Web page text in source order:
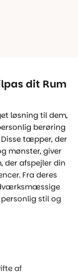
dit Rum
løsning til dem,
berøring
tæpper, der
mønster, giver
der afspejler din
Fra deres
stil og
af